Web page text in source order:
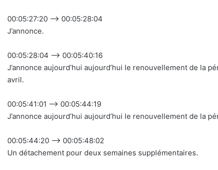
00:05:27:20 –> 00:05:28:04
J’annonce.
00:05:28:04 –> 00:05:40:16
J’annonce aujourd’hui aujourd’hui le renouvellement de la
avril.
00:05:41:01 –> 00:05:44:19
J’annonce aujourd’hui aujourd’hui le renouvellement de la
00:05:44:20 –> 00:05:48:02
Un détachement pour deux semaines supplémentaires.